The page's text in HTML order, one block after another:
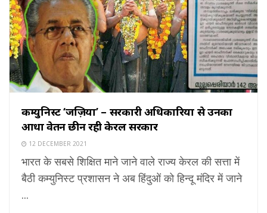
कम्युनिस्ट ‘जज़िया’ – सरकारी अधिकारियों से उनका
आधा वेतन छीन रही केरल सरकार
12 DECEMBER 2021
भारत के सबसे शिक्षित माने जाने वाले राज्य केरल की सत्ता में
बैठी कम्युनिस्ट प्रशासन ने अब हिंदुओं को हिन्दू मंदिर में जाने
...